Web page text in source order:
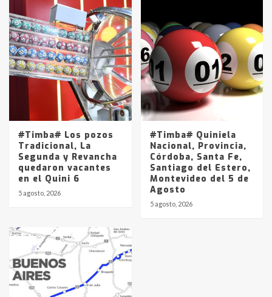
#Timba# Los pozos
Tradicional, La
Segunda y Revancha
quedaron vacantes
en el Quini 6
5 agosto, 2026
#Timba# Quiniela
Nacional, Provincia,
Córdoba, Santa Fe,
Santiago del Estero,
Montevideo del 5 de
Agosto
5 agosto, 2026